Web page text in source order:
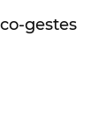
gestes